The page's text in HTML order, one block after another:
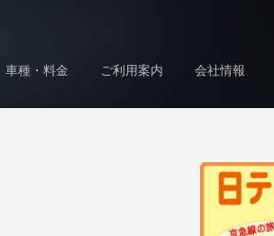
車種・料金 ご利用案内 会社情報